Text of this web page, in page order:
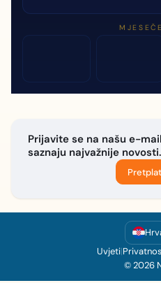
Prijavite se na našu e-
saznaju najvažnije novosti.
Uvjeti|
© 2026